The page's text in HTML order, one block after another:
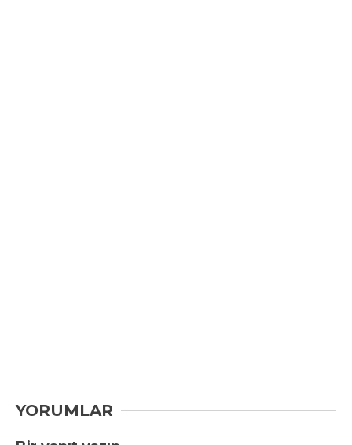
YORUMLAR